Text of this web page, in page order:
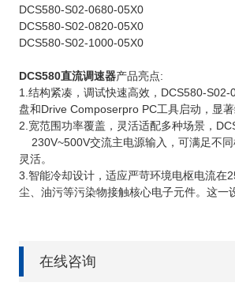
DCS580-S02-0680-05X0
DCS580-S02-0820-05X0
DCS580-S02-1000-05X0
DCS580直流调速器产品亮点:
1.结构紧凑，调试快速高效，DCS580-
盘和Drive Composerpro PC工具启动，显
2.宽范围功率覆盖，灵活适配多种场景，
230V~500V交流主电源输入，可满足不
灵活。
3.智能冷却设计，适应严苛环境电枢电流在
尘、油污等污染物接触核心电子元件。这一
在线咨询